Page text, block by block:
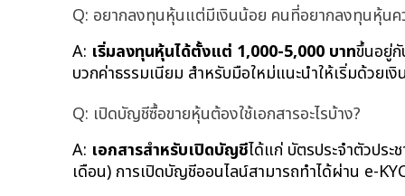
Q: อยากลงทุนหุ้นแต่มีเงินน้อย คนที่อยากลงทุนหุ้นค
A: เริ่มลงทุนหุ้นได้ตั้งแต่ 1,000-5,000 บาทขึ้นอยู่กั
บวกค่าธรรมเนียม สำหรับมือใหม่แนะนำให้เริ่มด้วยเ
Q: เปิดบัญชีซื้อขายหุ้นต้องใช้เอกสารอะไรบ้าง?
A: เอกสารสำหรับเปิดบัญชีได้แก่ บัตรประจำตัวปร
เดือน) การเปิดบัญชีออนไลน์สามารถทำได้ผ่าน e-